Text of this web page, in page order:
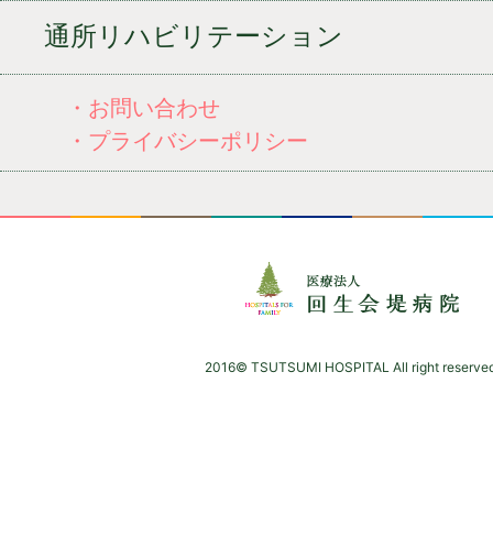
通所リハビリテーション
・お問い合わせ
・プライバシーポリシー
2016© TSUTSUMI HOSPITAL All right